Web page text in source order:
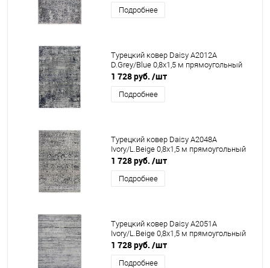
Подробнее
Турецкий ковер Daisy A2012A
D.Grey/Blue 0,8x1,5 м прямоугольный
1 728 руб. /шт
Подробнее
Турецкий ковер Daisy A2048A
Ivory/L.Beige 0,8x1,5 м прямоугольный
1 728 руб. /шт
Подробнее
Турецкий ковер Daisy A2051A
Ivory/L.Beige 0,8x1,5 м прямоугольный
1 728 руб. /шт
Подробнее